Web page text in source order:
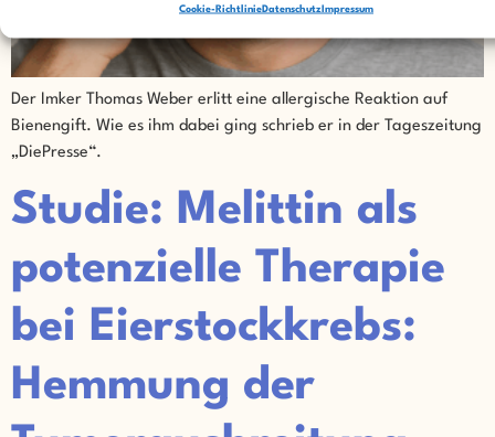
Cookie-RichtlinieDatenschutzImpressum
Der Imker Thomas Weber erlitt eine allergische Reaktion auf
Bienengift. Wie es ihm dabei ging schrieb er in der Tageszeitung
„DiePresse“.
Studie: Melittin als
potenzielle Therapie
bei Eierstockkrebs:
Hemmung der